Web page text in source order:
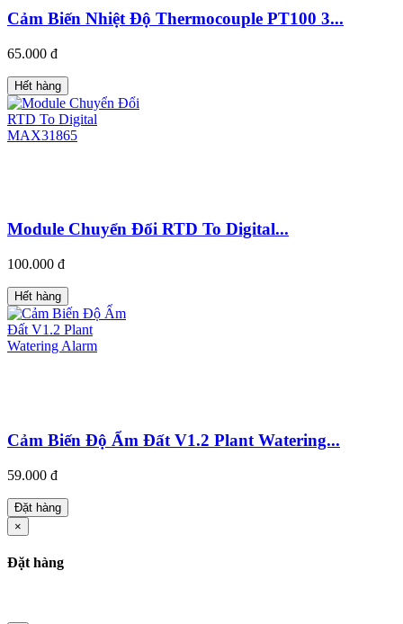
Cảm Biến Nhiệt Độ Thermocouple PT100 3...
65.000 đ
Hết hàng
Module Chuyển Đổi RTD To Digital...
100.000 đ
Hết hàng
Cảm Biến Độ Ẩm Đất V1.2 Plant Watering...
59.000 đ
Đặt hàng
×
Đặt hàng